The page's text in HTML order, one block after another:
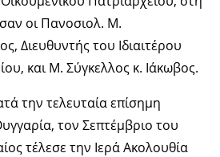
οι Πανοσιολ. Μ.
Διευθυντής του Ιδιαιτέρου
και Μ. Σύγκελλος κ. Ιάκωβος.
την τελευταία επίσημη
τον Σεπτέμβριο του
τέλεσε την Ιερά Ακολουθία